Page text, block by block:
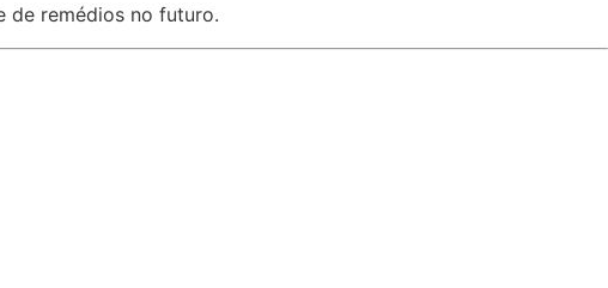
de remédios no futuro.